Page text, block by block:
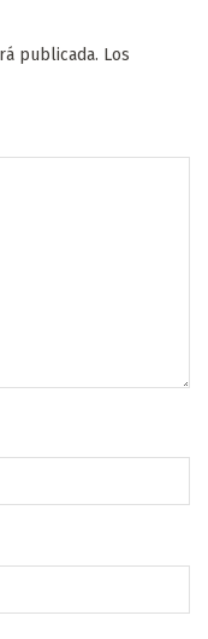
publicada. Los